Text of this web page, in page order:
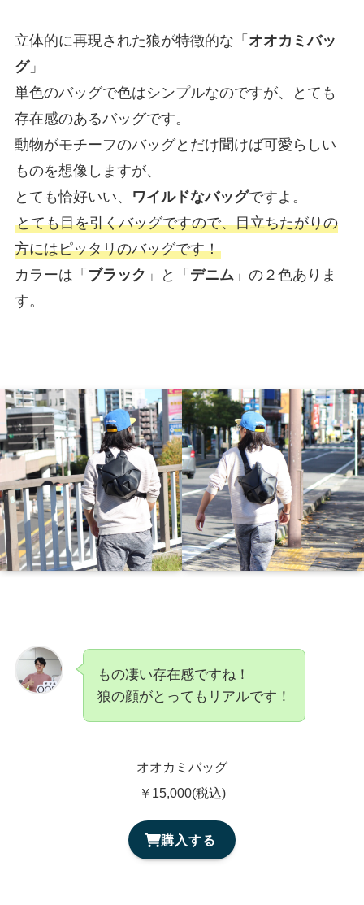
立体的に再現された狼が特徴的な「 オオカミバッ
グ」
単色のバッグで色はシンプルなのですが、とても
存在感のあるバッグです。
動物がモチーフのバッグとだけ聞けば可愛らしい
ものを想像しますが、
とても恰好いい、
ワイルドなバッグですよ。
とても目を引くバッグですので、目立ちたがりの
方にはピッタリのバッグです！
カラーは「 ブラック 」と「 デニム」の２色ありま
す。
もの凄い存在感ですね！
狼の顔がとってもリアルです！
オオカミバッグ
￥15,000(税込)
購入する